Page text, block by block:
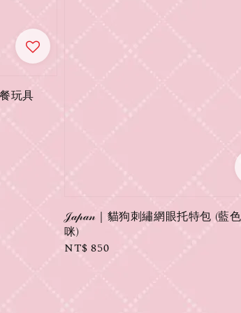
玩具
𝒥𝒶𝓅𝒶𝓃｜貓狗刺繡網眼托特包 (藍
咪)
Regular
NT$ 850